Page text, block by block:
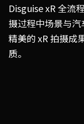
Disguise xR 全流
摄过程中场景与
精美的 xR 拍摄成
质。